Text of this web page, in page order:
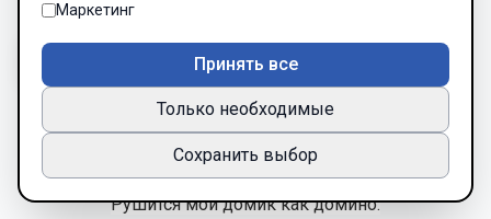
Шрифт
Всё решено. Жизнь театр.
Моя судьба – трагическое шапито.
Рушится мой домик как домино.
Маркетинг
Принять все
Только необходимые
Сохранить выбор